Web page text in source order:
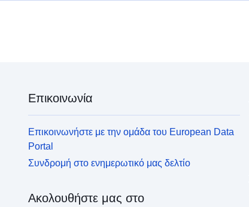
Επικοινωνία
Επικοινωνήστε με την ομάδα του European Data
Portal
Συνδρομή στο ενημερωτικό μας δελτίο
Ακολουθήστε μας στο